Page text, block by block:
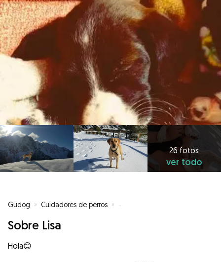
26 fotos
ver todo
Gudog » Cuidadores de perros » Cuidadores de perros en
Sobre Lisa
Hola😊